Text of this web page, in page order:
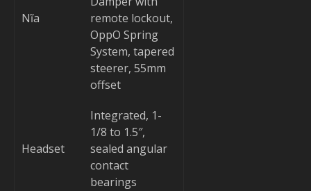
Nĩa
remote lockout,
OppO Spring
System, tapered
steerer, 55mm
offset
Headset
Integrated, 1-
1/8 to 1.5″,
sealed angular
contact
bearings